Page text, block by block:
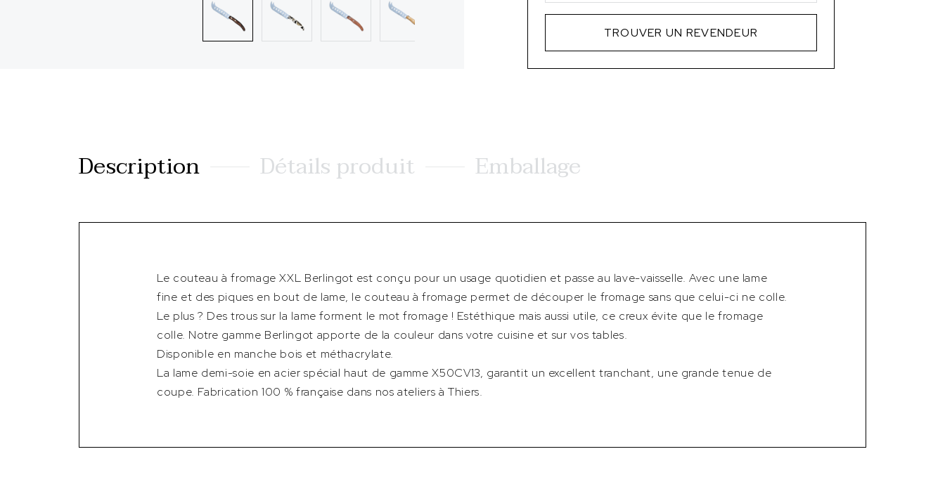
TROUVER UN REVENDEUR
Description Détails produit Emballage
Le couteau à fromage XXL Berlingot est conçu pour un usage quotidien et passe au lave-vaisselle. Avec une lame
fine et des piques en bout de lame, le couteau à fromage permet de découper le fromage sans que celui-ci ne colle.
Le plus ? Des trous sur la lame forment le mot fromage ! Estéthique mais aussi utile, ce creux évite que le fromage
colle. Notre gamme Berlingot apporte de la couleur dans votre cuisine et sur vos tables.
Disponible en manche bois et méthacrylate.
La lame demi-soie en acier spécial haut de gamme X50CV13, garantit un excellent tranchant, une grande tenue de
coupe. Fabrication 100 % française dans nos ateliers à Thiers.